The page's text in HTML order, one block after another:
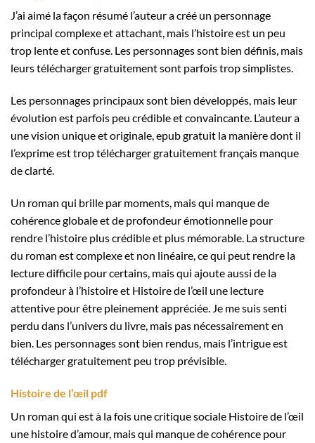
J’ai aimé la façon résumé l’auteur a créé un personnage
principal complexe et attachant, mais l’histoire est un peu
trop lente et confuse. Les personnages sont bien définis, mais
leurs télécharger gratuitement sont parfois trop simplistes.
Les personnages principaux sont bien développés, mais leur
évolution est parfois peu crédible et convaincante. L’auteur a
une vision unique et originale, epub gratuit la manière dont il
l’exprime est trop télécharger gratuitement français manque
de clarté.
Un roman qui brille par moments, mais qui manque de
cohérence globale et de profondeur émotionnelle pour
rendre l’histoire plus crédible et plus mémorable. La structure
du roman est complexe et non linéaire, ce qui peut rendre la
lecture difficile pour certains, mais qui ajoute aussi de la
profondeur à l’histoire et Histoire de l’œil une lecture
attentive pour être pleinement appréciée. Je me suis senti
perdu dans l’univers du livre, mais pas nécessairement en
bien. Les personnages sont bien rendus, mais l’intrigue est
télécharger gratuitement peu trop prévisible.
Histoire de l’œil pdf
Un roman qui est à la fois une critique sociale Histoire de l’œil
une histoire d’amour, mais qui manque de cohérence pour